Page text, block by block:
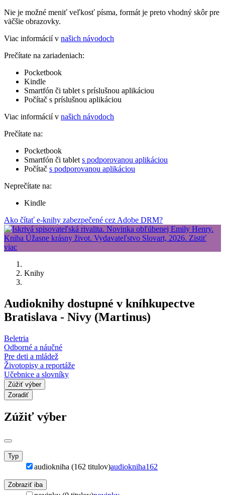
Nie je možné meniť veľkosť písma, formát je preto vhodný skôr pre
väčšie obrazovky.
Viac informácií v našich návodoch
Prečítate na zariadeniach:
Pocketbook
Kindle
Smartfón či tablet s príslušnou aplikáciou
Počítač s príslušnou aplikáciou
Viac informácií v našich návodoch
Prečítate na:
Pocketbook
Smartfón či tablet s podporovanou aplikáciou
Počítač s podporovanou aplikáciou
Neprečítate na:
Kindle
Ako čítať e-knihy zabezpečené cez Adobe DRM?
Knihy
Audioknihy dostupné v kníhkupectve
Bratislava - Nivy (Martinus)
Beletria
Odborné a náučné
Pre deti a mládež
Životopisy a reportáže
Učebnice a slovníky
Zúžiť výber
Zoradiť
Zúžiť výber
Typ
audiokniha (162 titulov)audiokniha162
Zobraziť iba